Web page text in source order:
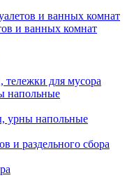
и ванных комнат
и ванных комнат
для мусора
напольные
урны напольные
и раздельного сбора